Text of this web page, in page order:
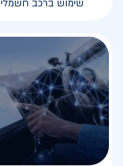
שימוש ברכב חשמלי